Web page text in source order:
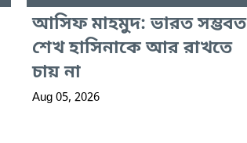
আসিফ মাহমুদ: ভারত সম্ভবত
শেখ হাসিনাকে আর রাখতে
চায় না
Aug 05, 2026